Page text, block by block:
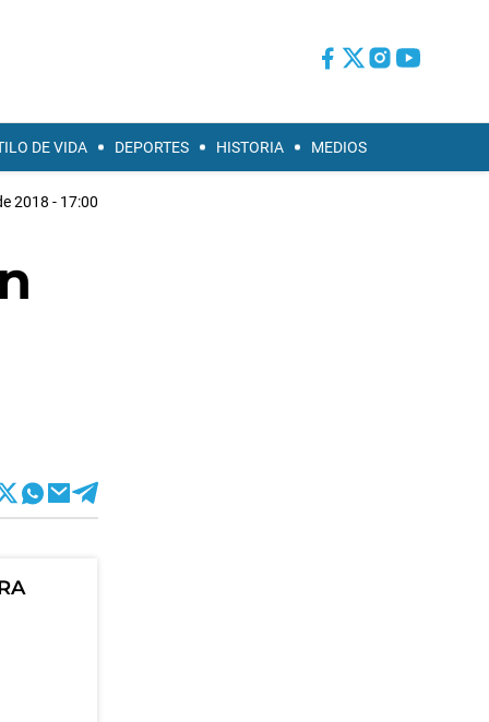
DE VIDA DEPORTES HISTORIA MEDIOS
2018 - 17:00